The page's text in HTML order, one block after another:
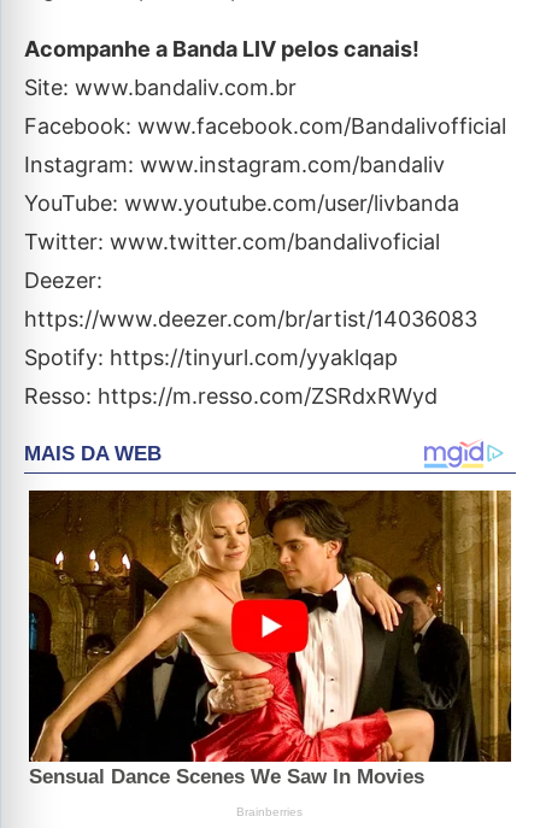
Acompanhe a Banda LIV pelos canais!
Site: www.bandaliv.com.br
Facebook: www.facebook.com/Bandalivofficial
Instagram: www.instagram.com/bandaliv
YouTube: www.youtube.com/user/livbanda
Twitter: www.twitter.com/bandalivoficial
Deezer:
https://www.deezer.com/br/artist/14036083
Spotify: https://tinyurl.com/yyaklqap
Resso: https://m.resso.com/ZSRdxRWyd